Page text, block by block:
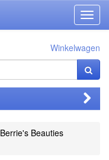
Winkelwagen
Berrie's Beauties